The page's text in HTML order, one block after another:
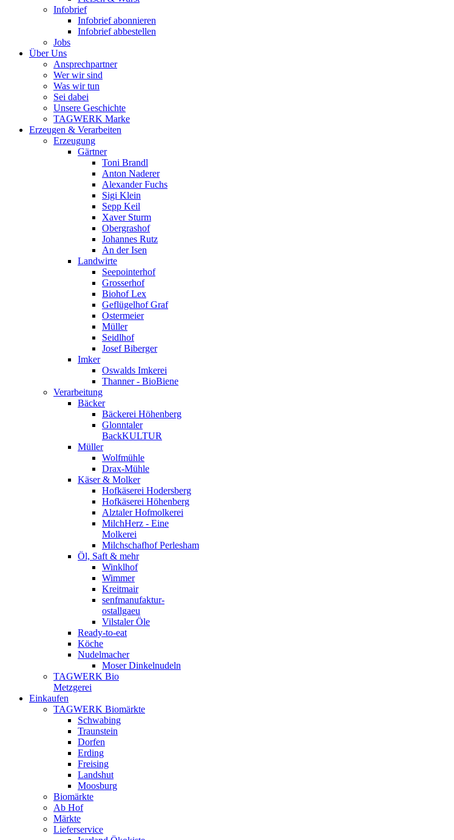
Infobrief
Infobrief abonnieren
Infobrief abbestellen
Jobs
Über Uns
Ansprechpartner
Wer wir sind
Was wir tun
Sei dabei
Unsere Geschichte
TAGWERK Marke
Erzeugen & Verarbeiten
Erzeugung
Gärtner
Toni Brandl
Anton Naderer
Alexander Fuchs
Sigi Klein
Sepp Keil
Xaver Sturm
Obergrashof
Johannes Rutz
An der Isen
Landwirte
Seepointerhof
Grosserhof
Biohof Lex
Geflügelhof Graf
Ostermeier
Müller
Seidlhof
Josef Biberger
Imker
Oswalds Imkerei
Thanner - BioBiene
Verarbeitung
Bäcker
Bäckerei Höhenberg
Glonntaler
BackKULTUR
Müller
Wolfmühle
Drax-Mühle
Käser & Molker
Hofkäserei Hodersberg
Hofkäserei Höhenberg
Alztaler Hofmolkerei
MilchHerz - Eine
Molkerei
Milchschafhof Perlesham
Öl, Saft & mehr
Winklhof
Wimmer
Kreitmair
senfmanufaktur-
ostallgaeu
Vilstaler Öle
Ready-to-eat
Köche
Nudelmacher
Moser Dinkelnudeln
TAGWERK Bio
Metzgerei
Einkaufen
TAGWERK Biomärkte
Schwabing
Traunstein
Dorfen
Erding
Freising
Landshut
Moosburg
Biomärkte
Ab Hof
Märkte
Lieferservice